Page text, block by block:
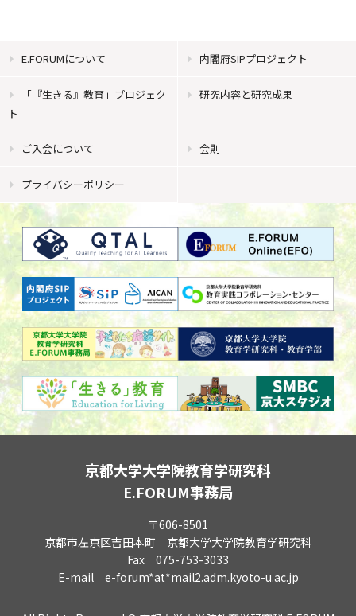
E.FORUMについて 内閣府SIPプロジェクト
「『生きる』教育」プロジェク
ト
研究内容と研究成果
ご入会について 会則
プライバシーポリシー
京都大学大学院教育学研究科
E.FORUM事務局
〒606-8501
京都市左京区吉田本町 京都大学大学院教育学研究科
Fax 075-753-3033
E-mail e-forum*at*mail2.adm.kyoto-u.ac.jp